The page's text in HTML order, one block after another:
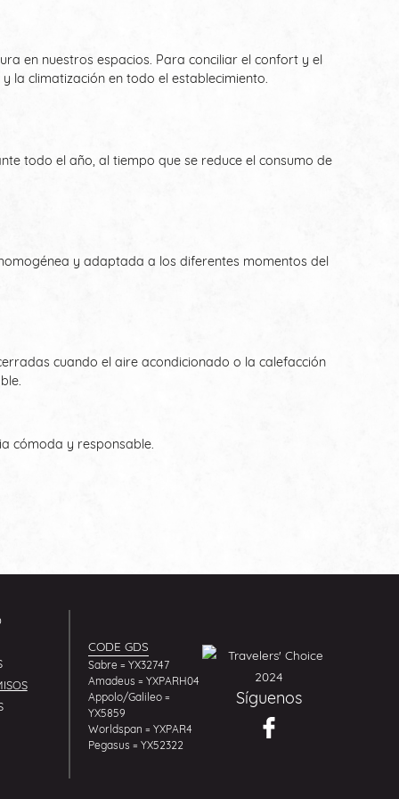
en nuestros espacios. Para conciliar el confort y el
la climatización en todo el establecimiento.
todo el año, al tiempo que se reduce el consumo de
y adaptada a los diferentes momentos del
cuando el aire acondicionado o la calefacción
cómoda y responsable.
CODE GDS
Sabre = YX32747
Amadeus = YXPARH04
Appolo/Galileo =
YX5859
Worldspan = YXPAR4
Pegasus = YX52322
Síguenos